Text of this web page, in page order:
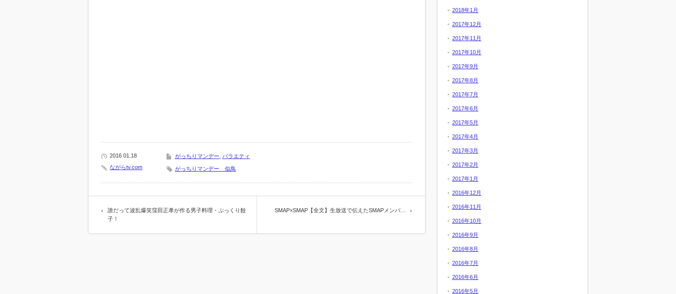
2016 01.18
ながらtv.com
がっちりマンデー バラエティ
がっちりマンデー 似鳥
誰だって波乱爆笑窪田正孝が作る男子料理・ぷっくり餃
子！
SMAP×SMAP【全文】生放送で伝えたSMAPメンバ…
2018年1月
2017年12月
2017年11月
2017年10月
2017年9月
2017年8月
2017年7月
2017年6月
2017年5月
2017年4月
2017年3月
2017年2月
2017年1月
2016年12月
2016年11月
2016年10月
2016年9月
2016年8月
2016年7月
2016年6月
2016年5月